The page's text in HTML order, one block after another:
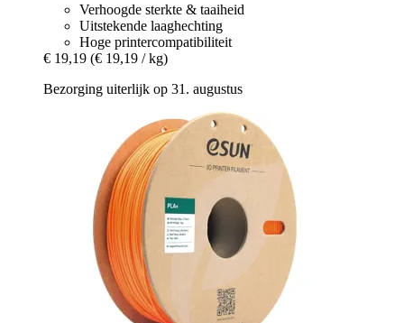
Verhoogde sterkte & taaiheid
Uitstekende laaghechting
Hoge printercompatibiliteit
€ 19,19 (€ 19,19 / kg)
Bezorging uiterlijk op 31. augustus